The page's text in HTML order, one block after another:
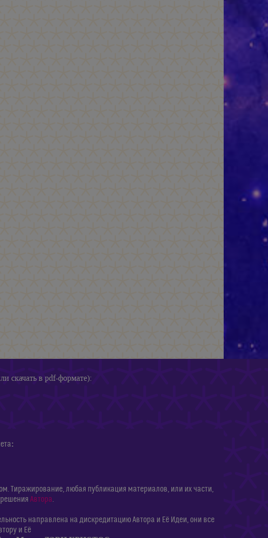
скачать в pdf-формате):
:
Тиражирование, любая публикация материалов, или их части,
Автора.
направлена на дискредитацию Автора и Её Идеи, они все
и Её